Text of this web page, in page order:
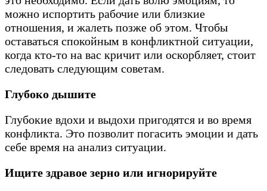
можно испортить рабочие или близкие
отношения, и жалеть позже об этом. Чтобы
оставаться спокойным в конфликтной ситуации,
когда кто-то на вас кричит или оскорбляет, стоит
следовать следующим советам.
Глубоко дышите
Глубокие вдохи и выдохи пригодятся и во время
конфликта. Это позволит погасить эмоции и дать
себе время на анализ ситуации.
Ищите здравое зерно или игнорируйте